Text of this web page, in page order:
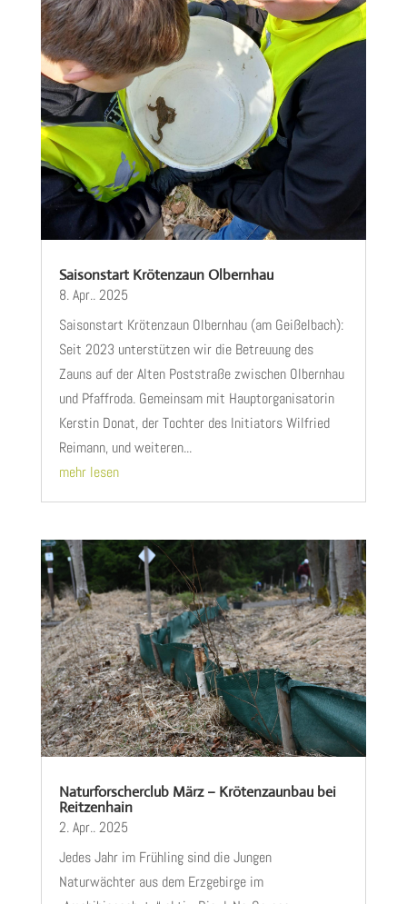
Saisonstart Krötenzaun Olbernhau
8. Apr.. 2025
Saisonstart Krötenzaun Olbernhau (am Geißelbach):
Seit 2023 unterstützen wir die Betreuung des
Zauns auf der Alten Poststraße zwischen Olbernhau
und Pfaffroda. Gemeinsam mit Hauptorganisatorin
Kerstin Donat, der Tochter des Initiators Wilfried
Reimann, und weiteren...
mehr lesen
Naturforscherclub März – Krötenzaunbau bei
Reitzenhain
2. Apr.. 2025
Jedes Jahr im Frühling sind die Jungen
Naturwächter aus dem Erzgebirge im